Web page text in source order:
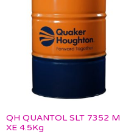
QH QUANTOL SLT 7352 M
XE 4.5Kg